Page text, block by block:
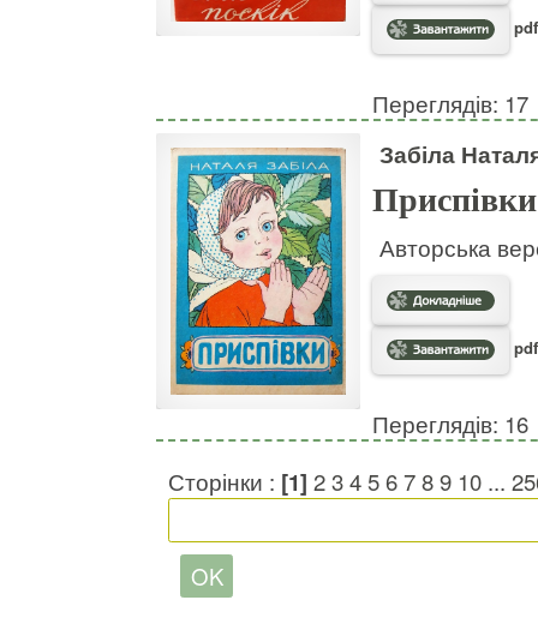
Переглядів: 17
Забіла
Приспівки
Авторська
Переглядів: 16
Сторінки : [1] 23456789 10 ...